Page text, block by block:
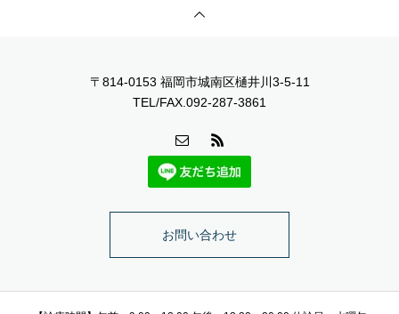
〒814-0153 福岡市城南区樋井川3-5-11
TEL/FAX.092-287-3861
お問い合わせ